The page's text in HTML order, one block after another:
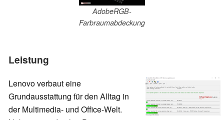
AdobeRGB-
Farbraumabdeckung
Leistung
Lenovo verbaut eine
Grundausstattung für den Alltag in
der Multimedia- und Office-Welt.